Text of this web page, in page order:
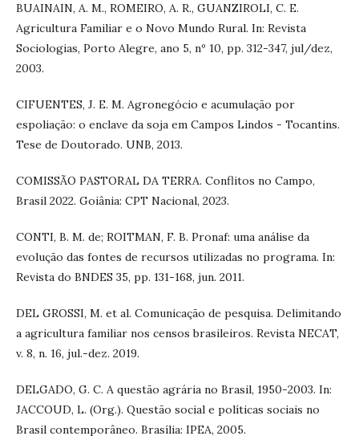
BUAINAIN, A. M., ROMEIRO, A. R., GUANZIROLI, C. E.
Agricultura Familiar e o Novo Mundo Rural. In: Revista
Sociologias, Porto Alegre, ano 5, nº 10, pp. 312-347, jul/dez,
2003.
CIFUENTES, J. E. M. Agronegócio e acumulação por
espoliação: o enclave da soja em Campos Lindos - Tocantins.
Tese de Doutorado. UNB, 2013.
COMISSÃO PASTORAL DA TERRA. Conflitos no Campo,
Brasil 2022. Goiânia: CPT Nacional, 2023.
CONTI, B. M. de; ROITMAN, F. B. Pronaf: uma análise da
evolução das fontes de recursos utilizadas no programa. In:
Revista do BNDES 35, pp. 131-168, jun. 2011.
DEL GROSSI, M. et al. Comunicação de pesquisa. Delimitando
a agricultura familiar nos censos brasileiros. Revista NECAT,
v. 8, n. 16, jul.-dez. 2019.
DELGADO, G. C. A questão agrária no Brasil, 1950-2003. In:
JACCOUD, L. (Org.). Questão social e políticas sociais no
Brasil contemporâneo. Brasília: IPEA, 2005.